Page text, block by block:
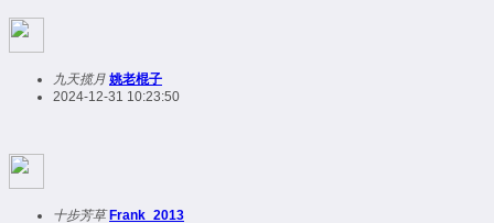
九天揽月 姚老棍子
2024-12-31 10:23:50
十步芳草 Frank_2013